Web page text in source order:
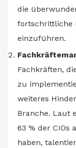
die
fortschrittliche
einzuführen.
Fachkräften,
zu
weiteres
Branche. Laut
63 % der CIOs
haben,